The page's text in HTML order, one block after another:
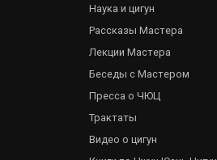
Наука и цигун
Рассказы Мастера
Лекции Мастера
Беседы с Мастером
Пресса о ЧЮЦ
Трактаты
Видео о цигун